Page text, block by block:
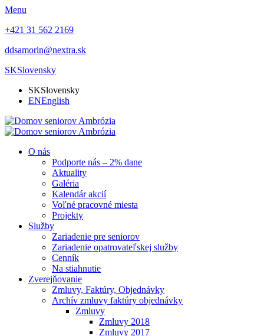
Menu
+421 31 562 2169
ddsamorin@nextra.sk
SKSlovensky
SKSlovensky
ENEnglish
O nás
Podporte nás – 2% dane
Aktuality
Galéria
Kalendár akcií
Voľné pracovné miesta
Projekty
Služby
Zariadenie pre seniorov
Zariadenie opatrovateľskej služby
Cenník
Na stiahnutie
Zverejňovanie
Zmluvy, Faktúry, Objednávky
Archív zmluvy faktúry objednávky
Zmluvy
Zmluvy 2018
Zmluvy 2017